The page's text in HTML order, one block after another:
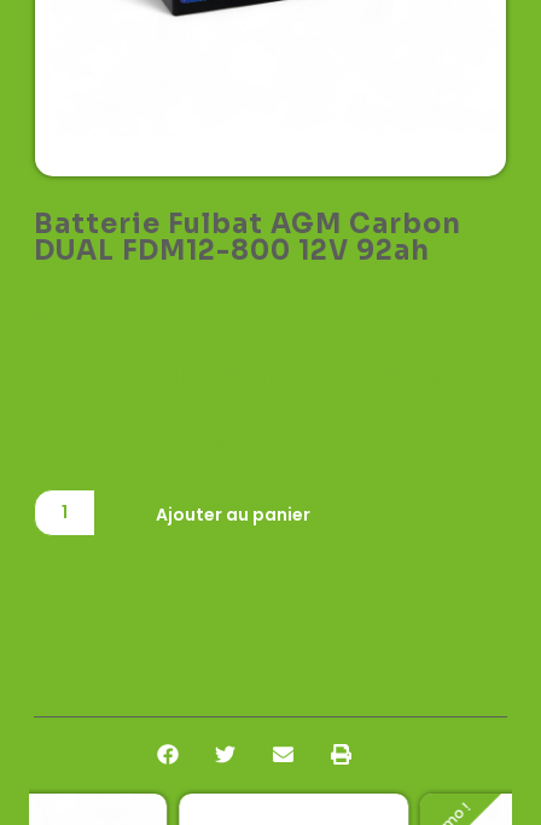
Batterie Fulbat AGM Carbon
DUAL FDM12-800 12V 92ah
Ajouter au panier